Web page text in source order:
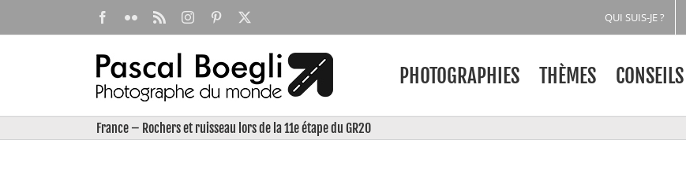
Facebook
Flickr Rss InstagramPinterest QUI SUIS-JE ?
PHOTOGRAPHIES THÈMES CONSEILS
France – Rochers et ruisseau lors de la 11e étape du GR20